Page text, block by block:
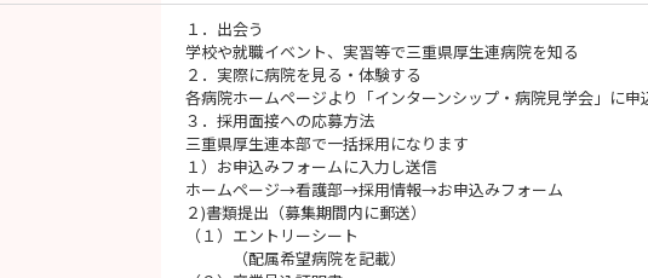
１．出会う
学校や就職イベント、実習等で三重県厚生連病院を知る
２．実際に病院を見る・体験する
各病院ホームページより「インターンシップ・病院見学会」に申
３．採用面接への応募方法
三重県厚生連本部で一括採用になります
１）お申込みフォームに入力し送信
ホームページ→看護部→採用情報→お申込みフォーム
２)書類提出（募集期間内に郵送）
（１）エントリーシート
（配属希望病院を記載）